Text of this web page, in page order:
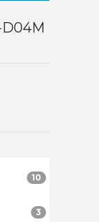
D04M
10
3